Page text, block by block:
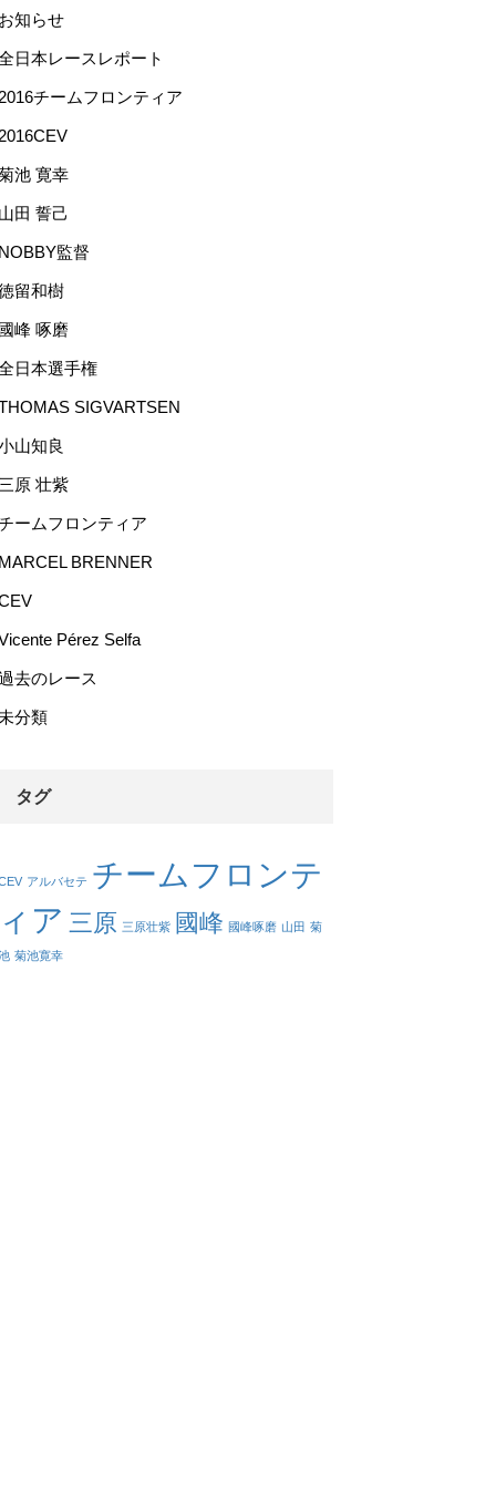
知らせ
日本レースレポート
チームフロンティア
池 寛幸
田 誓己
監督
留和樹
峰 啄磨
日本選手権
SIGVARTSEN
山知良
原 壮紫
ームフロンティア
BRENNER
Pérez Selfa
去のレース
分類
タグ
アルバセテ チームフロンテ
ア 三原 三原壮紫 國峰 國峰啄磨 山田 菊
菊池寛幸